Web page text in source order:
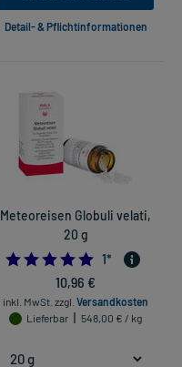
Detail- & Pflichtinformationen
Meteoreisen Globuli velati,
20 g
5.0
1*
10,96 €
inkl. MwSt. zzgl. Versandkosten
Lieferbar
548,00 € / kg